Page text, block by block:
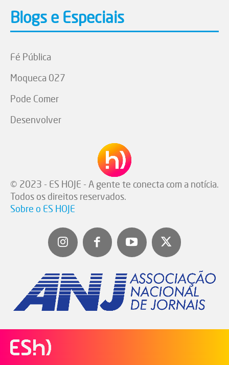
Blogs e Especiais
Fé Pública
Moqueca 027
Pode Comer
Desenvolver
© 2023 - ES HOJE - A gente te conecta com a notícia.
Todos os direitos reservados.
Sobre o ES HOJE